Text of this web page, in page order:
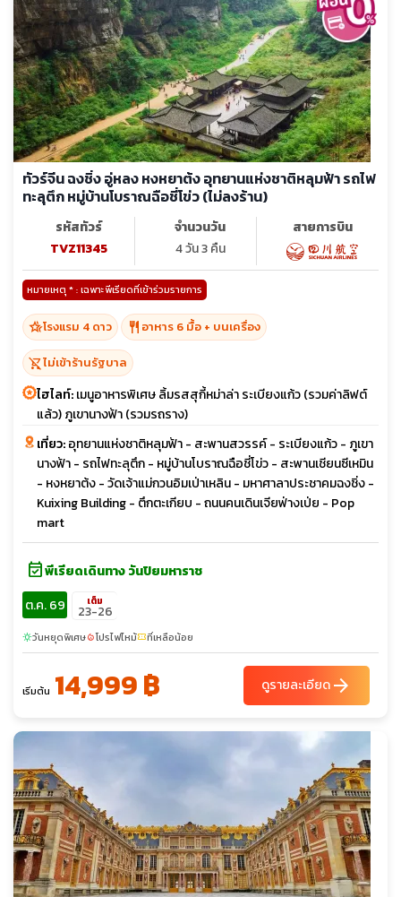
ทัวร์จีน ฉงชิ่ง อู่หลง หงหยาต้ง อุทยานแห่งชาติหลุมฟ้า รถไฟ
ทะลุตึก หมู่บ้านโบราณฉือชี่โข่ว (ไม่ลงร้าน)
รหัสทัวร์
TVZ11345
จำนวนวัน
4 วัน 3 คืน
สายการบิน
หมายเหตุ * : เฉพาะพีเรียดที่เข้าร่วมรายการ
hotel_classโรงแรม 4 ดาว restaurant อาหาร 6 มื้อ + บนเครื่อง
shopping_cart_offไม่เข้าร้านรัฐบาล
ไฮไลท์:เมนูอาหารพิเศษ ลิ้มรสสุกี้หม่าล่า ระเบียงแก้ว (รวมค่าลิฟต์
แล้ว) ภูเขานางฟ้า (รวมรถราง)
เที่ยว:อุทยานแห่งชาติหลุมฟ้า - สะพานสวรรค์ - ระเบียงแก้ว - ภูเขา
นางฟ้า - รถไฟทะลุตึก - หมู่บ้านโบราณฉือชี่โข่ว - สะพานเชียนซีเหมิน
- หงหยาต้ง - วัดเจ้าแม่กวนอิมเป่าเหลิน - มหาศาลาประชาคมฉงชิ่ง -
Kuixing Building - ตึกตะเกียบ - ถนนคนเดินเจียฟ่างเป่ย - Pop
mart
event_availableพีเรียดเดินทาง วันปิยมหาราช
ต.ค. 69
เต็ม
23-26
sunnyวันหยุดพิเศษlocal_fire_departmentโปรไฟไหม้confirmation_numberที่เหลือน้อย
เริ่มต้น 14,999 ฿ ดูรายละเอียดarrow_forward